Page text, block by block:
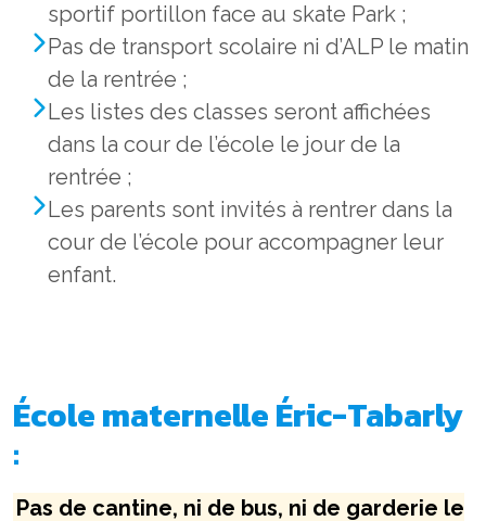
sportif portillon face au skate Park ;
Pas de transport scolaire ni d’ALP le matin
de la rentrée ;
Les listes des classes seront affichées
dans la cour de l’école le jour de la
rentrée ;
Les parents sont invités à rentrer dans la
cour de l’école pour accompagner leur
enfant.
École maternelle Éric-Tabarly
:
Pas de cantine, ni de bus, ni de garderie le